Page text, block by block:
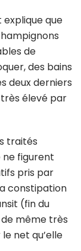
explique que
de
des bains
deux derniers
élevé par
traités
figurent
pris par
constipation
(fin du
même très
net qu’elle